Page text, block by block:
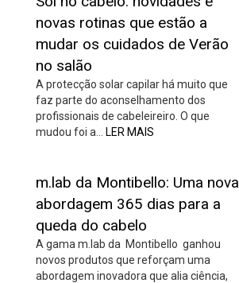
novas rotinas que estão a
mudar os cuidados de Verão
no salão
A protecção solar capilar há muito que
faz parte do aconselhamento dos
profissionais de cabeleireiro. O que
mudou foi a…
LER MAIS
m.lab da Montibello: Uma nova
abordagem 365 dias para a
queda do cabelo
A gama m.lab da Montibello ganhou
novos produtos que reforçam uma
abordagem inovadora que alia ciência,